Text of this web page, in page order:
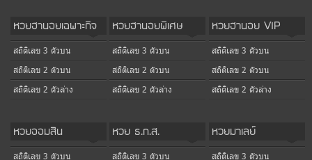
หวยฮานอยเฉพาะกิจ
สถิติเลข 3 ตัวบน
สถิติเลข 2 ตัวบน
สถิติเลข 2 ตัวล่าง
หวยฮานอยพิเศษ
สถิติเลข 3 ตัวบน
สถิติเลข 2 ตัวบน
สถิติเลข 2 ตัวล่าง
หวยฮานอย VIP
สถิติเลข 3 ตัวบน
สถิติเลข 2 ตัวบน
สถิติเลข 2 ตัวล่าง
หวยออมสิน
สถิติเลข 3 ตัวบน
หวย ธ.ก.ส.
สถิติเลข 3 ตัวบน
หวยมาเลย์
สถิติเลข 3 ตัวบน